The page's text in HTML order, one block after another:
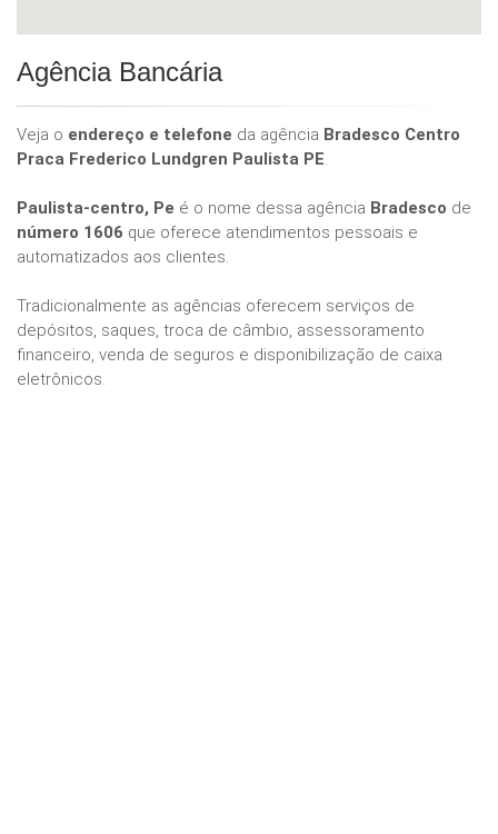
Agência Bancária
Veja o endereço e telefone da agência Bradesco Centro
Praca Frederico Lundgren Paulista PE.
Paulista-centro, Pe é o nome dessa agência Bradesco de
número 1606 que oferece atendimentos pessoais e
automatizados aos clientes.
Tradicionalmente as agências oferecem serviços de
depósitos, saques, troca de câmbio, assessoramento
financeiro, venda de seguros e disponibilização de caixa
eletrônicos.